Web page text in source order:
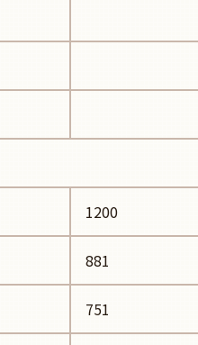
1200
881
751